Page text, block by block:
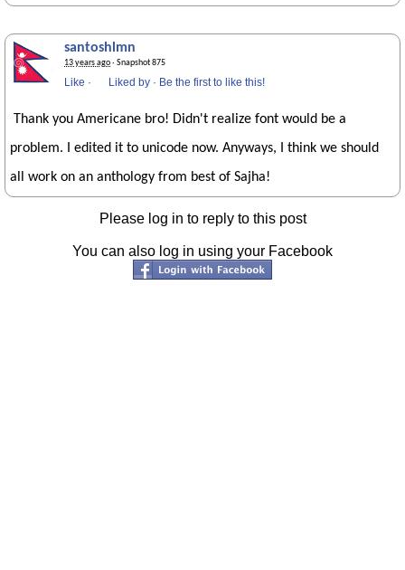
santoshlmn
13 years ago· Snapshot 875
Like · Liked by · Be the first to like this!
Thank you Americane bro! Didn't realize font would be a
problem. I edited it to unicode now. Anyways, I think we should
all work on an anthology from best of Sajha!
Please log in to reply to this post
You can also log in using your Facebook